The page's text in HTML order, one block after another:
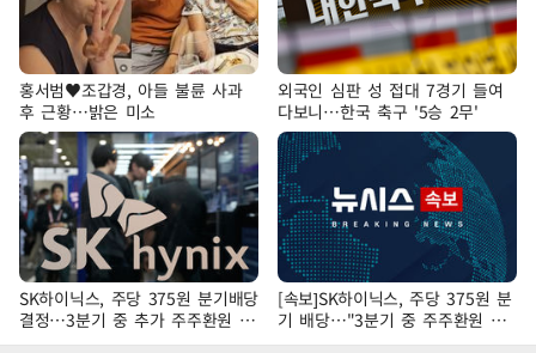
홍서범♥조갑경, 아들 불륜 사과
후 근황…밝은 미소
외국인 심판 성 접대 7경기 들여
다보니…한국 축구 '5승 2무'
SK하이닉스, 주당 375원 분기배당
결정…3분기 중 추가 주주환원 발
표
[속보]SK하이닉스, 주당 375원 분
기 배당…"3분기 중 주주환원 방
안 확정"